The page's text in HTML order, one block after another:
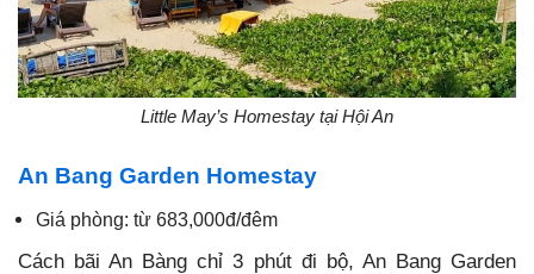
Little May’s Homestay tại Hội An
An Bang Garden Homestay
Giá phòng: từ 683,000đ/đêm
Cách bãi An Bàng chỉ 3 phút đi bộ, An Bang Garden